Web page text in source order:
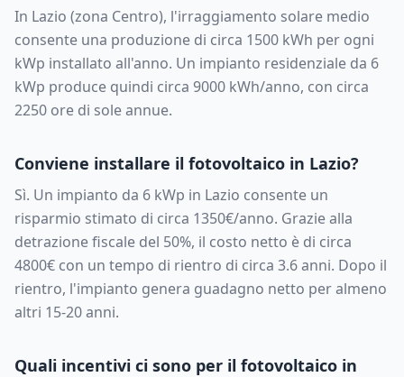
In Lazio (zona Centro), l'irraggiamento solare medio
consente una produzione di circa 1500 kWh per ogni
kWp installato all'anno. Un impianto residenziale da 6
kWp produce quindi circa 9000 kWh/anno, con circa
2250 ore di sole annue.
Conviene installare il fotovoltaico in Lazio?
Sì. Un impianto da 6 kWp in Lazio consente un
risparmio stimato di circa 1350€/anno. Grazie alla
detrazione fiscale del 50%, il costo netto è di circa
4800€ con un tempo di rientro di circa 3.6anni. Dopo il
rientro, l'impianto genera guadagno netto per almeno
altri 15-20 anni.
Quali incentivi ci sono per il fotovoltaico in